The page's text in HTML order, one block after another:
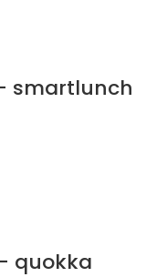
smartlunch
quokka